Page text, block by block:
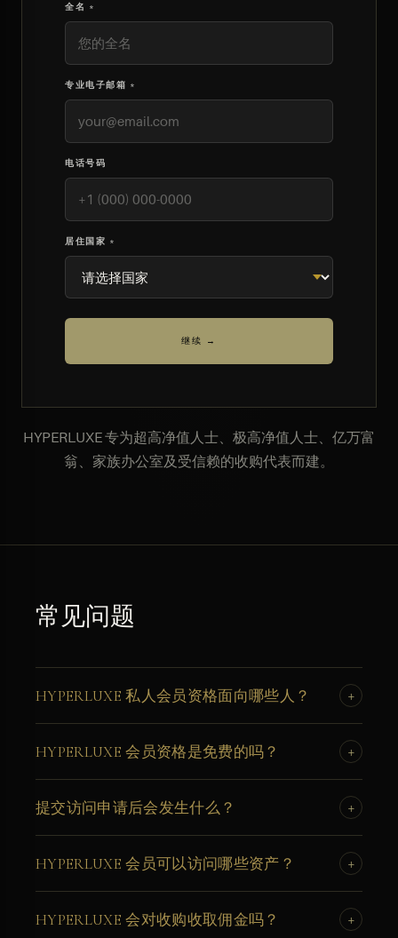
全名 *
专业电子邮箱 *
电话号码
居住国家 *
继续 →
HYPERLUXE 专为超高净值人士、极高净值人士、亿万富
翁、家族办公室及受信赖的收购代表而建。
常见问题
HYPERLUXE 私人会员资格面向哪些人？ +
亿万富翁、家族办公室及受信赖的私人收购代表而设，他们
具备收购场外超跑、超级游艇、房产或私人飞机的能力。
HYPERLUXE 会员资格是免费的吗？ +
用。HYPERLUXE 在收购的任何阶段均不向任何一方收取佣
金，这是本网络的创立原则。
提交访问申请后会发生什么？ +
署保密协议，并获得私人会员资产库的访问权限，包括分发
给经核实会员的每周场外 PDF 摘要。
HYPERLUXE 会员可以访问哪些资产？ +
人飞机，这些资产均不在任何公开市场上公示。所有房源在
HYPERLUXE 会对收购收取佣金吗？ +